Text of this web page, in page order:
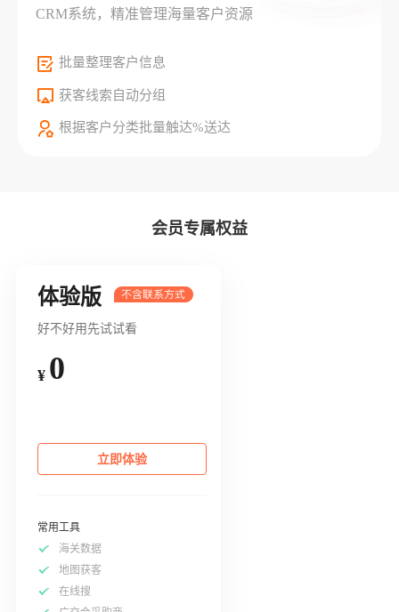
CRM系统，精准管理海量客户资源
批量整理客户信息
获客线索自动分组
根据客户分类批量触达%送达
会员专属权益
体验版
好不好用先试试看
¥ 0
立即体验
常用工具
海关数据
地图获客
在线搜